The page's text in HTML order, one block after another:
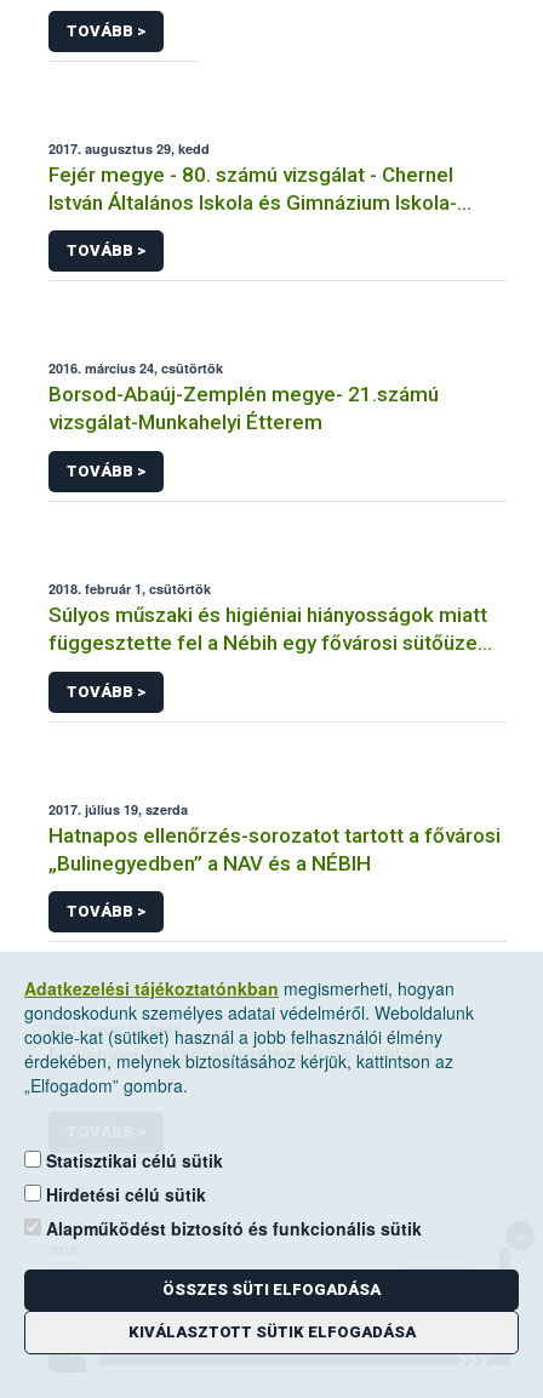
TOVÁBB >
2017. augusztus 29, kedd
Fejér megye - 80. számú vizsgálat - Chernel
István Általános Iskola és Gimnázium Iskola-
Főzőkonyha
TOVÁBB >
2016. március 24, csütörtök
Borsod-Abaúj-Zemplén megye- 21.számú
vizsgálat-Munkahelyi Étterem
TOVÁBB >
2018. február 1, csütörtök
Súlyos műszaki és higiéniai hiányosságok miatt
függesztette fel a Nébih egy fővárosi sütőüzem
tevékenységét
TOVÁBB >
2017. július 19, szerda
Hatnapos ellenőrzés-sorozatot tartott a fővárosi
„Bulinegyedben” a NAV és a NÉBIH
TOVÁBB >
2021. január 19, kedd
Növényvédő szerek biztonságos tárolása
Afrikai sertéspestist mutatott ki vaddisznóban a
TOVÁBB >
Adatkezelési tájékoztatónkban megismerheti, hogyan
gondoskodunk személyes adatai védelméről. Weboldalunk
cookie-kat (sütiket) használ a jobb felhasználói élmény
érdekében, melynek biztosításához kérjük, kattintson az
„Elfogadom” gombra.
Statisztikai célú sütik
Hirdetési célú sütik
Alapműködést biztosító és funkcionális sütik
ÖSSZES SÜTI ELFOGADÁSA
KIVÁLASZTOTT SÜTIK ELFOGADÁSA